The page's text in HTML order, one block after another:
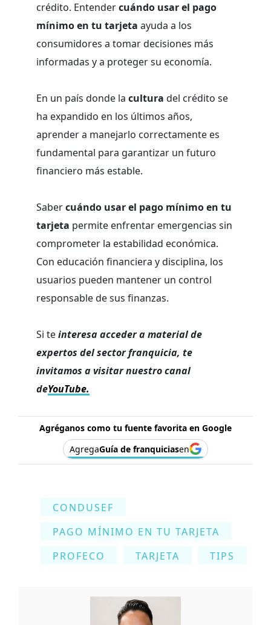
crédito. Entendercuándo usar el pago
mínimo en tu tarjeta ayuda a los
consumidores a tomar decisiones más
informadas y a proteger su economía.
En un país donde la cultura del crédito se
ha expandido en los últimos años,
aprender a manejarlo correctamente es
fundamental para garantizar un futuro
financiero más estable.
Sabercuándo usar el pago mínimo en tu
tarjeta permite enfrentar emergencias sin
comprometer la estabilidad económica.
Con educación financiera y disciplina, los
usuarios pueden mantener un control
responsable de sus finanzas.
Si teinteresa acceder a material de
expertos del sector franquicia, te
invitamos a visitar nuestro canal
deYouTube.
Agréganos como tu fuente favorita en Google
AgregaGuía de franquiciasen
CONDUSEF
PAGO MÍNIMO EN TU TARJETA
PROFECO
TARJETA TIPS